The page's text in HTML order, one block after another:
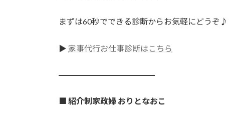
まずは60秒でできる診断からお気軽にどうぞ♪
▶ 家事代行お仕事診断はこちら
━━━━━━━━━━━━
■ 紹介制家政婦 おりとなおこ